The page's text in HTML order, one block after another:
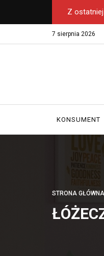
Z
7 sierpnia 2026
KONSUMENT
STRONA GŁÓWNA